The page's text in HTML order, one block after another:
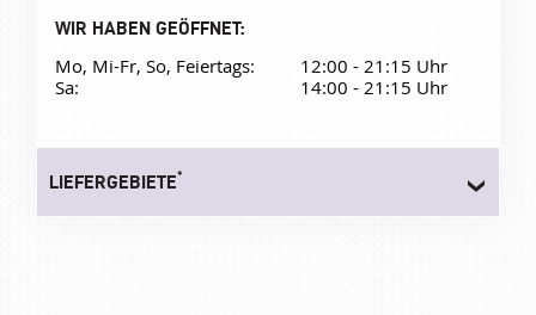
WIR HABEN GEÖFFNET:
Mo, Mi-Fr, So, Feiertags:
12:00 - 21:15 Uhr
Sa:
14:00 - 21:15 Uhr
LIEFERGEBIETE*